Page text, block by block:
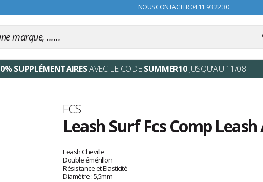
NOUS CONTACTER 04 11 93 22 30
SUPPLÉMENTAIRESAVEC LE CODESUMMER10JUSQU'AU 11/08
Marque
FCS
Leash Surf Fcs Comp
avis
clients
Leash Cheville
Double émérillon
Résistance et Elasticité
Diamètre : 5,5mm